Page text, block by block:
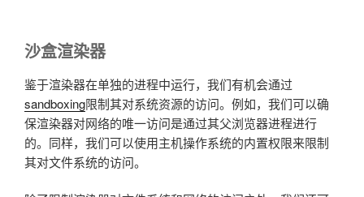
沙盒渲染器
鉴于渲染器在单独的进程中运行，我们有机会通过
sandboxing限制其对系统资源的访问。例如，我们可以确
保渲染器对网络的唯一访问是通过其父浏览器进程进行
的。同样，我们可以使用主机操作系统的内置权限来限制
其对文件系统的访问。